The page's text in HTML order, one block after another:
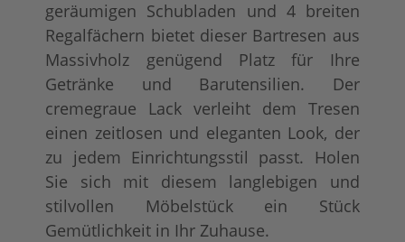
geräumigen Schubladen und 4 breiten
Regalfächern bietet dieser Bartresen aus
Massivholz genügend Platz für Ihre
Getränke und Barutensilien. Der
cremegraue Lack verleiht dem Tresen
einen zeitlosen und eleganten Look, der
zu jedem Einrichtungsstil passt. Holen
Sie sich mit diesem langlebigen und
stilvollen Möbelstück ein Stück
Gemütlichkeit in Ihr Zuhause.